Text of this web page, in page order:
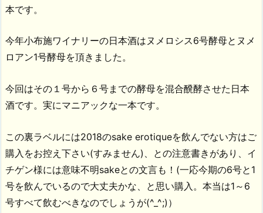
本です。
今年小布施ワイナリーの日本酒はヌメロシス6号酵母とヌメ
ロアン1号酵母を頂きました。
今回はその１号から６号までの酵母を混合醗酵させた日本
酒です。実にマニアックな一本です。
この裏ラベルには2018のsake erotiqueを飲んでない方はご
購入をお控え下さい(すみません)、との注意書きがあり、イ
チゲン様には意味不明sakeとの文言も！(一応今期の6号と1
号を飲んでいるので大丈夫かな、と思い購入。本当は1～6
号すべて飲むべきなのでしょうが(^_^;)）